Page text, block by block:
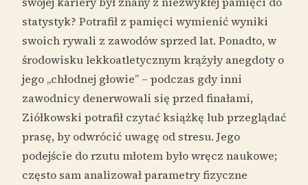
statystyk? Potrafił z pamięci wymienić wyniki
swoich rywali z zawodów sprzed lat. Ponadto, w
środowisku lekkoatletycznym krążyły anegdoty o
jego „chłodnej głowie” – podczas gdy inni
zawodnicy denerwowali się przed finałami,
Ziółkowski potrafił czytać książkę lub przeglądać
prasę, by odwrócić uwagę od stresu. Jego
podejście do rzutu młotem było wręcz naukowe;
często sam analizował parametry fizyczne